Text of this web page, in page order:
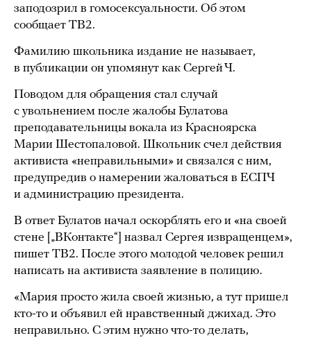
заподозрил в гомосексуальности. Об этом
сообщает ТВ2.
Фамилию школьника издание не называет,
в публикации он упомянут как Сергей Ч.
Поводом для обращения стал случай
с увольнением после жалобы Булатова
преподавательницы вокала из Красноярска
Марии Шестопаловой. Школьник счел действия
активиста «неправильными» и связался с ним,
предупредив о намерении жаловаться в ЕСПЧ
и администрацию президента.
В ответ Булатов начал оскорблять его и «на своей
стене [„ВКонтакте“] назвал Сергея извращенцем»,
пишет ТВ2. После этого молодой человек решил
написать на активиста заявление в полицию.
«Мария просто жила своей жизнью, а тут пришел
кто-то и объявил ей нравственный джихад. Это
неправильно. С этим нужно что-то делать,